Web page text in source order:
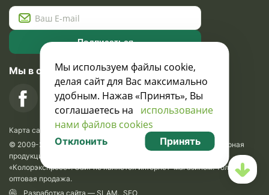
Подписаться
Мы в социальных сетях
Карта сайта
© 2009-2026 Krasavik.by. Сувениры оптом. Рекламно-сувенирная
продукция и сувениры с логотипом. УНН 100873745, ООО
«Колорэкспресс». Сайт не является интернет-магазином. Только
оптовая продажа.
Разработка сайта — SLAM. SEO
Мы используем файлы cookie,
делая сайт для Вас максимально
удобным. Нажав «Принять», Вы
соглашаетесь на использование
нами файлов cookies
Отклонить Принять